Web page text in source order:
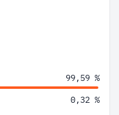
99,59 %
0,32 %